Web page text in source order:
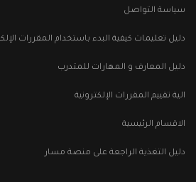
سياسة التواصل
دليل تعليمات كيفية البدء باستخدام المقررات
دليل المعارف و المهارات للمتدرب
الية تقييم المقررات الإلكترونية
الاقسام الرئيسية
دليل التغذية الراجعة على منصة مسار